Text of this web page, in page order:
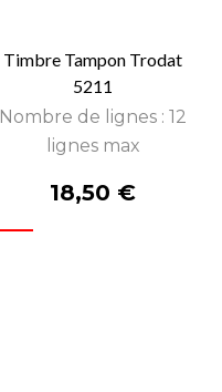
Timbre Tampon Trodat
5211
Nombre de lignes : 12
lignes max
Prix
18,50 €